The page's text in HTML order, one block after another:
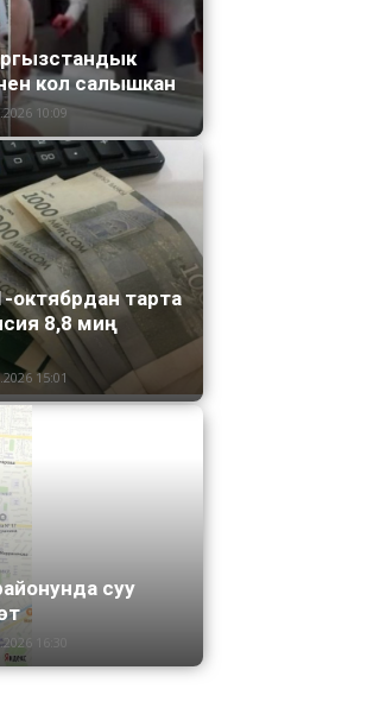
кол салышкан
10:09
октябрдан тарта
8,8 миң
15:01
суу
16:30